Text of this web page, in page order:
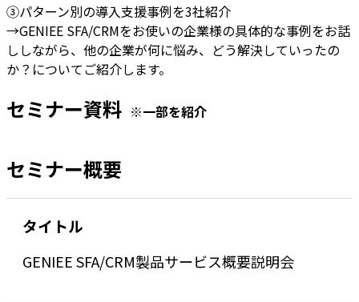
③パターン別の導入支援事例を3社紹介
→GENIEE SFA/CRMをお使いの企業様の具体的な事例をお話
ししながら、他の企業が何に悩み、どう解決していったの
か？についてご紹介します。
セミナー資料 ※一部を紹介
セミナー概要
タイトル
GENIEE SFA/CRM製品サービス概要説明会